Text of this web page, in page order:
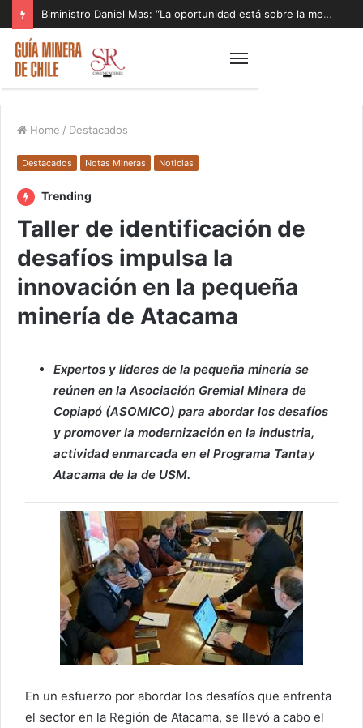
Biministro Daniel Mas: “La oportunidad está sobre la mesa y tenemos que aprovecharla”
Home / Destacados
Destacados Notas Mineras Noticias
Trending
Taller de identificación de
desafíos impulsa la
innovación en la pequeña
minería de Atacama
Expertos y líderes de la pequeña minería se
reúnen en la Asociación Gremial Minera de
Copiapó (ASOMICO) para abordar los desafíos
y promover la modernización en la industria,
actividad enmarcada en el Programa Tantay
Atacama de la de USM.
En un esfuerzo por abordar los desafíos que enfrenta
el sector en la Región de Atacama, se llevó a cabo el